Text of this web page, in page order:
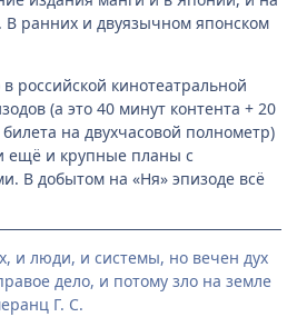
В ранних и двуязычном японском
российской кинотеатральной
(а это 40 минут контента + 20
на двухчасовой полнометр)
ещё и крупные планы с
В добытом на «Ня» эпизоде всё
и люди, и системы, но вечен дух
дело, и потому зло на земле
Г. С.